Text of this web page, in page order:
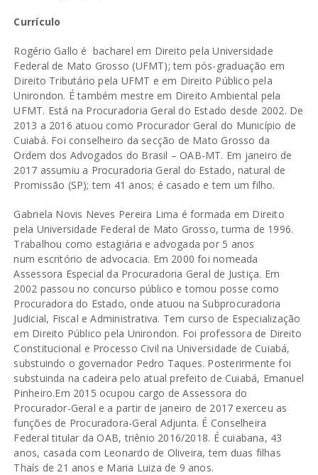
Currículo
Rogério Gallo é bacharel em Direito pela Universidade
Federal de Mato Grosso (UFMT); tem pós-graduação em
Direito Tributário pela UFMT e em Direito Público pela
Unirondon. É também mestre em Direito Ambiental pela
UFMT. Está na Procuradoria Geral do Estado desde 2002. De
2013 a 2016 atuou como Procurador Geral do Município de
Cuiabá. Foi conselheiro da secção de Mato Grosso da
Ordem dos Advogados do Brasil – OAB-MT. Em janeiro de
2017 assumiu a Procuradoria Geral do Estado, natural de
Promissão (SP); tem 41 anos; é casado e tem um filho.
Gabriela Novis Neves Pereira Lima é formada em Direito
pela Universidade Federal de Mato Grosso, turma de 1996.
Trabalhou como estagiária e advogada por 5 anos
num escritório de advocacia. Em 2000 foi nomeada
Assessora Especial da Procuradoria Geral de Justiça. Em
2002 passou no concurso público e tomou posse como
Procuradora do Estado, onde atuou na Subprocuradoria
Judicial, Fiscal e Administrativa. Tem curso de Especialização
em Direito Público pela Unirondon. Foi professora de Direito
Constitucional e Processo Civil na Universidade de Cuiabá,
substuindo o governador Pedro Taques. Posterirmente foi
substuinda na cadeira pelo atual prefeito de Cuiabá, Emanuel
Pinheiro.Em 2015 ocupou cargo de Assessora do
Procurador-Geral e a partir de janeiro de 2017 exerceu as
funções de Procuradora-Geral Adjunta. É Conselheira
Federal titular da OAB, triênio 2016/2018. É cuiabana, 43
anos, casada com Leonardo de Oliveira, tem duas filhas
Thaís de 21 anos e Maria Luiza de 9 anos.